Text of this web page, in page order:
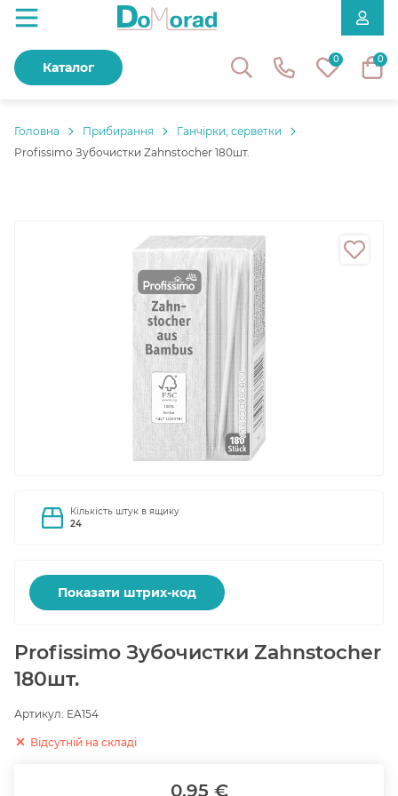
0 0
Каталог
Головнa Прибирання
Ганчірки, серветки
Profissimo Зубочистки Zahnstocher 180шт.
Кількість штук в ящику
24
Показати штрих-код
Profissimo Зубочистки Zahnstocher
180шт.
Артикул: EA154
Відсутній на складі
0.95 €